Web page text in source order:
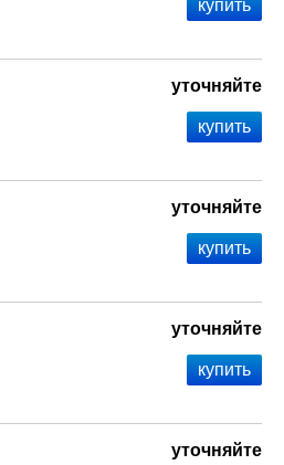
уточняйте
уточняйте
уточняйте
уточняйте